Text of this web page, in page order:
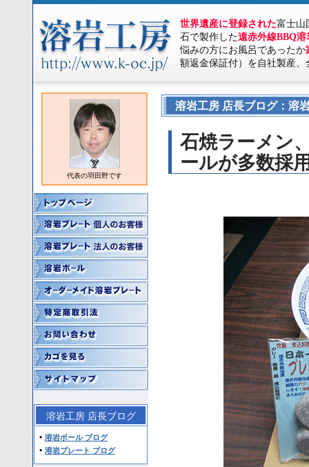
世界遺産に登録された富士山
石で製作した遠赤外線BBQ溶
悩みの方にお風呂であったか
額返金保証付）を自社製産
代表の羽田野です
溶岩工房 店長ブログ
溶岩ボール ブログ
溶岩プレート ブログ
溶岩工房 店長ブログ：溶
石焼ラーメン
ールが多数採